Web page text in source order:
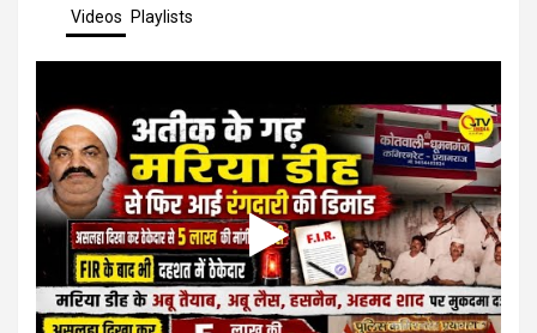
Videos Playlists